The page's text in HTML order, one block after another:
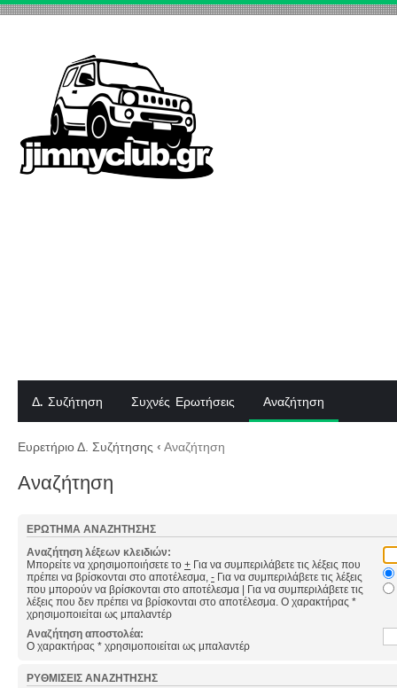
Δ. Συζήτηση Συχνές Ερωτήσεις Αναζήτηση
Ευρετήριο Δ. Συζήτησης ‹ Αναζήτηση
Αναζήτηση
ΕΡΏΤΗΜΑ ΑΝΑΖΉΤΗΣΗΣ
Αναζήτηση λέξεων κλειδιών:
Μπορείτε να χρησιμοποιήσετε το + Για να συμπεριλάβετε τις λέξεις που
πρέπει να βρίσκονται στο αποτέλεσμα, - Για να συμπεριλάβετε τις λέξεις
που μπορούν να βρίσκονται στο αποτέλεσμα | Για να συμπεριλάβετε τις
λέξεις που δεν πρέπει να βρίσκονται στο αποτέλεσμα. Ο χαρακτήρας *
χρησιμοποιείται ως μπαλαντέρ
Αναζήτηση αποστολέα:
Ο χαρακτήρας * χρησιμοποιείται ως μπαλαντέρ
ΡΥΘΜΊΣΕΙΣ ΑΝΑΖΉΤΗΣΗΣ